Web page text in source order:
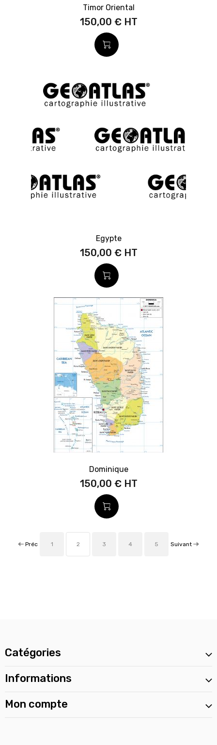
Timor Oriental
150,00 €
Egypte
150,00 €
Dominique
150,00 €
Préc 1 2 3 4 5 Suivant
Catégories
Informations
Mon compte